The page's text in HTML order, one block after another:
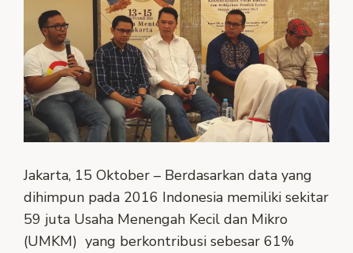
Jakarta, 15 Oktober – Berdasarkan data yang
dihimpun pada 2016 Indonesia memiliki sekitar
59 juta Usaha Menengah Kecil dan Mikro
(UMKM) yang berkontribusi sebesar 61%